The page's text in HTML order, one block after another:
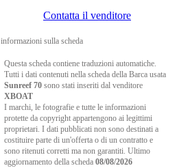
Contatta il venditore
informazioni sulla scheda
Questa scheda contiene traduzioni automatiche.
Tutti i dati contenuti nella scheda della Barca usata
Sunreef 70 sono stati inseriti dal venditore
XBOAT
I marchi, le fotografie e tutte le informazioni
protette da copyright appartengono ai legittimi
proprietari. I dati pubblicati non sono destinati a
costituire parte di un'offerta o di un contratto e
sono ritenuti corretti ma non garantiti. Ultimo
aggiornamento della scheda 08/08/2026